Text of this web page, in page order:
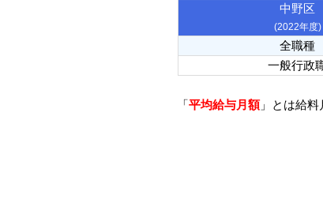
中野区
(2022年度)
全職種
一般行政
「平均給与月額」とは給料